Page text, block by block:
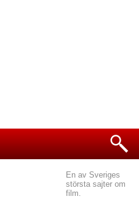
En av Sveriges
största sajter om
film.